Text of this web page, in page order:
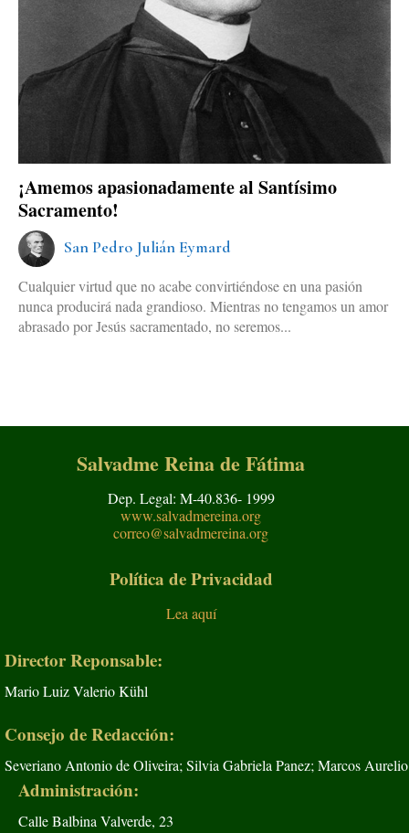
¡Amemos apasionadamente al Santísimo
Sacramento!
San Pedro Julián Eymard
Cualquier virtud que no acabe convirtiéndose en una pasión
nunca producirá nada grandioso. Mientras no tengamos un amor
abrasado por Jesús sacramentado, no seremos...
Salvadme Reina de Fátima
Dep. Legal: M-40.836- 1999
www.salvadmereina.org
correo@salvadmereina.org
Política de Privacidad
Lea aquí
Director Reponsable:
Mario Luiz Valerio Kühl
Consejo de Redacción:
Severiano Antonio de Oliveira; Silvia Gabriela Panez; Marcos
Administración:
Calle Balbina Valverde, 23